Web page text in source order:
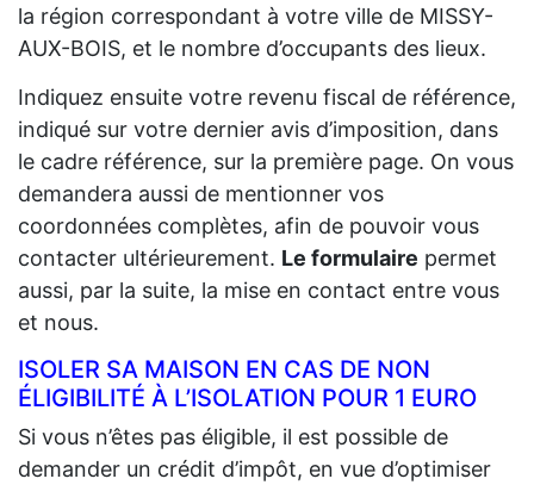
la région correspondant à votre ville de MISSY-
AUX-BOIS, et le nombre d’occupants des lieux.
Indiquez ensuite votre revenu fiscal de référence,
indiqué sur votre dernier avis d’imposition, dans
le cadre référence, sur la première page. On vous
demandera aussi de mentionner vos
coordonnées complètes, afin de pouvoir vous
contacter ultérieurement. Le formulaire permet
aussi, par la suite, la mise en contact entre vous
et nous.
ISOLER SA MAISON EN CAS DE NON
ÉLIGIBILITÉ À L’ISOLATION POUR 1 EURO
Si vous n’êtes pas éligible, il est possible de
demander un crédit d’impôt, en vue d’optimiser